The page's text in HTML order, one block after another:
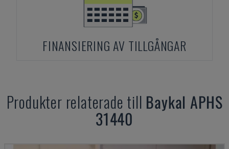
FINANSIERING AV TILLGÅNGAR
Produkter relaterade till Baykal APHS
31440